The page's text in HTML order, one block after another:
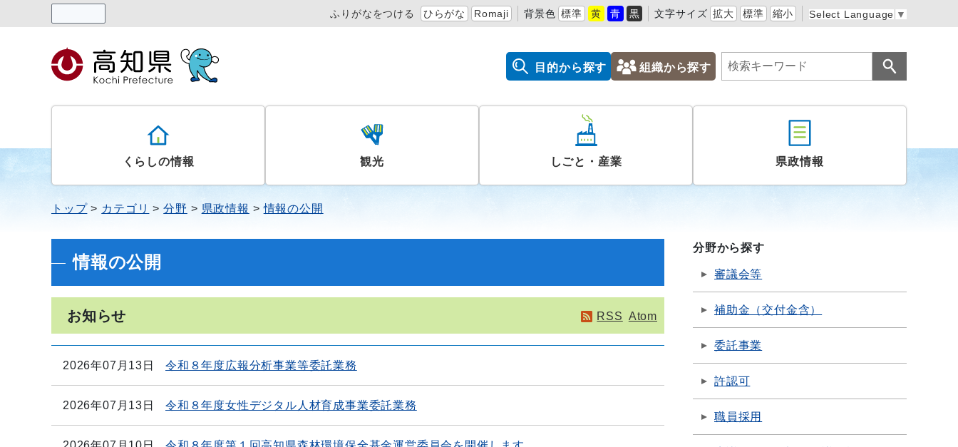
ふりがなをつける ひらがな Romaji 背景色 標準 黄 青 黒 文字サイズ 拡大 標準 縮小 Select Language ▼
目的から探す 組織から探す
くらしの情報 観光 しごと・産業 県政情報
トップ カテゴリ 分野 県政情報 情報の公開
情報の公開
お知らせ RSS Atom
2026年07月13日 令和８年度広報分析事業等委託業務
2026年07月13日 令和８年度女性デジタル人材育成事業委託業務
分野から探す
審議会等
補助金（交付金含）
委託事業
許認可
職員採用